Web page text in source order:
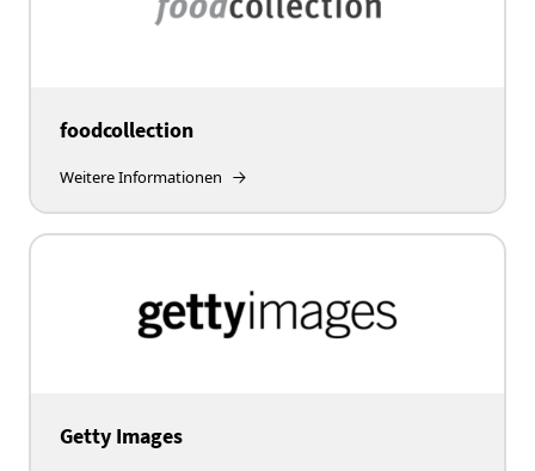
foodcollection
Weitere Informationen
Getty Images